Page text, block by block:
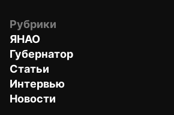
Рубрики
ЯНАО
Губернатор
Статьи
Интервью
Новости